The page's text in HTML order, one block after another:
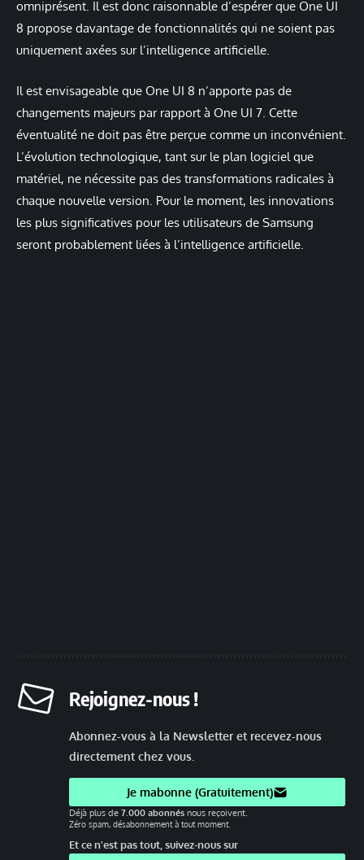
omniprésent. Il est donc raisonnable d’espérer que One UI
8 propose davantage de fonctionnalités qui ne soient pas
uniquement axées sur l’intelligence artificielle.
Il est envisageable que One UI 8 n’apporte pas de
changements majeurs par rapport à One UI 7. Cette
éventualité ne doit pas être perçue comme un inconvénient.
L’évolution technologique, tant sur le plan logiciel que
matériel, ne nécessite pas des transformations radicales à
chaque nouvelle version. Pour le moment, les innovations
les plus significatives pour les utilisateurs de Samsung
seront probablement liées à l’intelligence artificielle.
Rejoignez-nous !
Abonnez-vous à la Newsletter et recevez-nous
directement chez vous.
Je mabonne (Gratuitement)
Déjà plus de 7.000 abonnés nous reçoivent.
Zéro spam, désabonnement à tout moment.
Et ce n'est pas tout, suivez-nous sur